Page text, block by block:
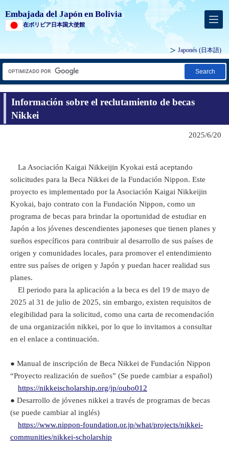
Embajada del Japón en Bolivia
在ボリビア日本国大使館
Japonés (日本語)
Search
Información sobre el reclutamiento de becas
Nikkei
2025/6/20
La Asociación Kaigai Nikkeijin Kyokai está aceptando
solicitudes para la Beca Nikkei de la Fundación Nippon. Este
proyecto es implementado por la Asociación Kaigai Nikkeijin
Kyokai, bajo contrato con la Fundación Nippon, como un
programa de becas para brindar la oportunidad de estudiar en
Japón a los jóvenes descendientes japoneses que tienen planes y
sueños específicos para contribuir al desarrollo de sus países de
origen y comunidades locales, para promover el entendimiento
entre sus países de origen y Japón y puedan hacer realidad sus
planes.
El periodo para la aplicación a la beca es del 19 de mayo de
2025 al 31 de julio de 2025, sin embargo, existen requisitos de
elegibilidad para la solicitud, como una carta de recomendación
de una organización nikkei, por lo que lo invitamos a consultar
en el enlace a continuación.
● Manual de inscripción de Beca Nikkei de Fundación Nippon
“Proyecto realización de sueños” (Se puede cambiar a español)
https://nikkeischolarship.org/jp/oubo012
● Desarrollo de jóvenes nikkei a través de programas de becas
(se puede cambiar al inglés)
https://www.nippon-foundation.or.jp/what/projects/nikkei-
communities/nikkei-scholarship